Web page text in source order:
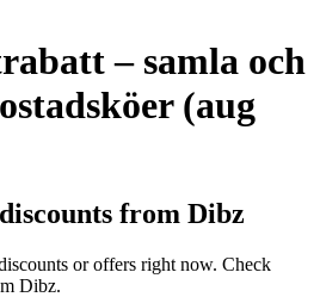
– samla och
(aug
from Dibz
or offers right now. Check
Dibz.